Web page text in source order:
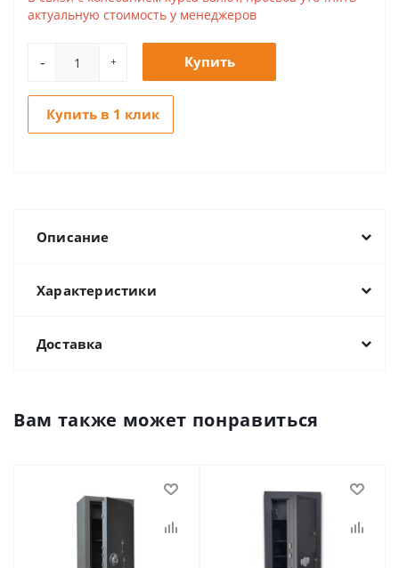
актуальную стоимость у менеджеров
+
- Купить
Купить в 1 клик
Описание
Характеристики
Доставка
Вам также может понравиться